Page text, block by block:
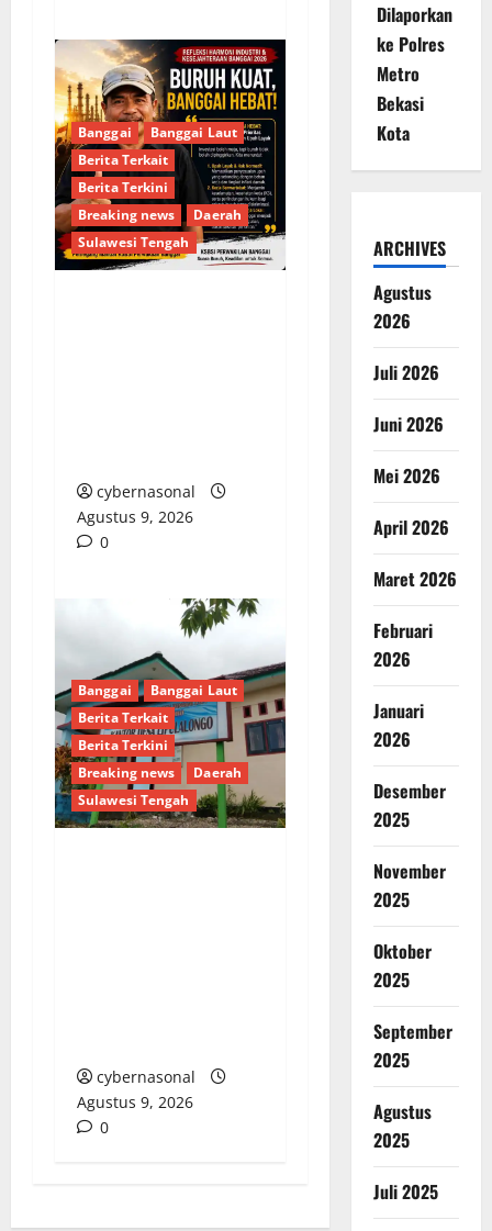
Banggai
Banggai Laut
Berita Terkait
Berita Terkini
Breaking news
Daerah
Sulawesi Tengah
cybernasonal
Agustus 9, 2026
0
Banggai
Banggai Laut
Berita Terkait
Berita Terkini
Breaking news
Daerah
Sulawesi Tengah
cybernasonal
Agustus 9, 2026
0
Dilaporkan
ke Polres
Metro
Bekasi
Kota
ARCHIVES
Agustus
2026
Juli 2026
Juni 2026
Mei 2026
April 2026
Maret 2026
Februari
2026
Januari
2026
Desember
2025
November
2025
Oktober
2025
September
2025
Agustus
2025
Juli 2025